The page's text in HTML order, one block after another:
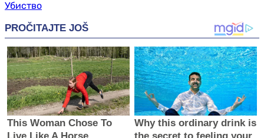
Убиство